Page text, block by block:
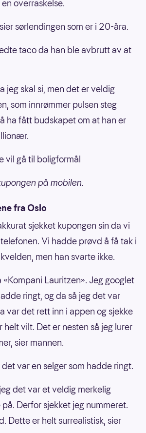
overraskelse.
sørlendingen som er i 20-åra.
taco da han ble avbrutt av at
jeg skal si, men det er veldig
som innrømmer pulsen steg
ha fått budskapet om at han er
vil gå til boligformål
på mobilen.
fra Oslo
sjekket kupongen sin da vi
Vi hadde prøvd å få tak i
men han svarte ikke.
«Kompani Lauritzen». Jeg googlet
ringt, og da så jeg det var
var det rett inn i appen og sjekke
helt vilt. Det er nesten så jeg lurer
sier mannen.
var en selger som hadde ringt.
det var et veldig merkelig
Derfor sjekket jeg nummeret.
Dette er helt surrealistisk, sier